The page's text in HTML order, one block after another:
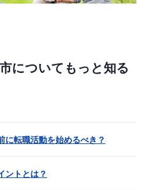
についてもっと知る
に転職活動を始めるべき？
ントとは？